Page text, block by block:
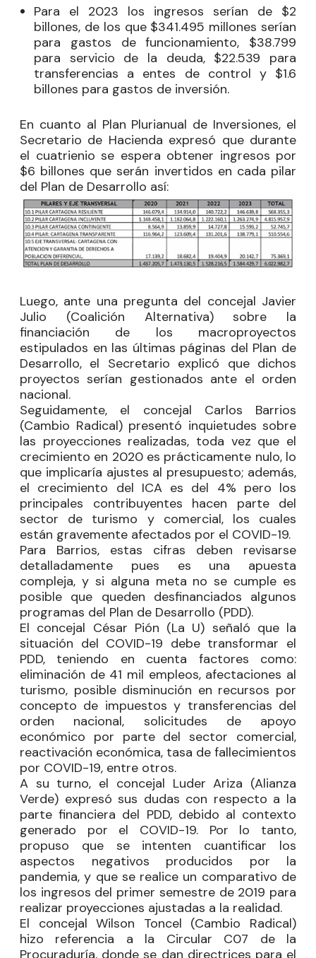
Para el 2023 los ingresos serían de $2
billones, de los que $341.495 millones serían
para gastos de funcionamiento, $38.799
para servicio de la deuda, $22.539 para
transferencias a entes de control y $1.6
billones para gastos de inversión.
En cuanto al Plan Plurianual de Inversiones, el
Secretario de Hacienda expresó que durante
el cuatrienio se espera obtener ingresos por
$6 billones que serán invertidos en cada pilar
del Plan de Desarrollo así:
Luego, ante una pregunta del concejal Javier
Julio (Coalición Alternativa) sobre la
financiación de los macroproyectos
estipulados en las últimas páginas del Plan de
Desarrollo, el Secretario explicó que dichos
proyectos serían gestionados ante el orden
nacional.
Seguidamente, el concejal Carlos Barrios
(Cambio Radical) presentó inquietudes sobre
las proyecciones realizadas, toda vez que el
crecimiento en 2020 es prácticamente nulo, lo
que implicaría ajustes al presupuesto; además,
el crecimiento del ICA es del 4% pero los
principales contribuyentes hacen parte del
sector de turismo y comercial, los cuales
están gravemente afectados por el COVID-19.
Para Barrios, estas cifras deben revisarse
detalladamente pues es una apuesta
compleja, y si alguna meta no se cumple es
posible que queden desfinanciados algunos
programas del Plan de Desarrollo (PDD).
El concejal César Pión (La U) señaló que la
situación del COVID-19 debe transformar el
PDD, teniendo en cuenta factores como:
eliminación de 41 mil empleos, afectaciones al
turismo, posible disminución en recursos por
concepto de impuestos y transferencias del
orden nacional, solicitudes de apoyo
económico por parte del sector comercial,
reactivación económica, tasa de fallecimientos
por COVID-19, entre otros.
A su turno, el concejal Luder Ariza (Alianza
Verde) expresó sus dudas con respecto a la
parte financiera del PDD, debido al contexto
generado por el COVID-19. Por lo tanto,
propuso que se intenten cuantificar los
aspectos negativos producidos por la
pandemia, y que se realice un comparativo de
los ingresos del primer semestre de 2019 para
realizar proyecciones ajustadas a la realidad.
El concejalWilson Toncel (Cambio Radical)
hizo referencia a la Circular C07 de la
Procuraduría, donde se dan directrices para el